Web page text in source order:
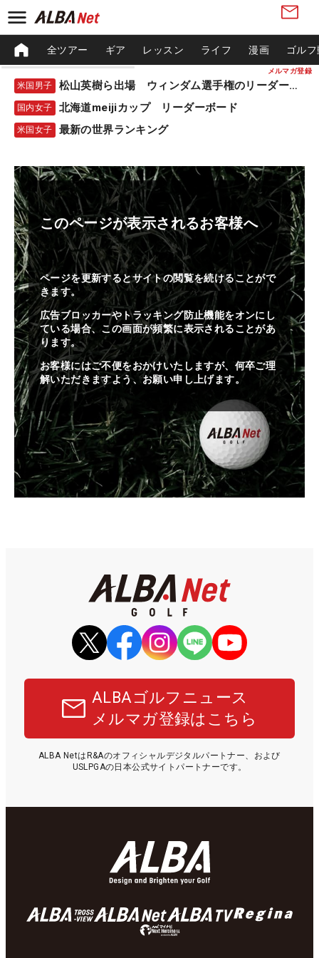
メルマガ登録
全ツアー ギア レッスン ライフ 漫画 ゴル
米国男子 松山英樹ら出場 ウィンダム選手権のリーダーボード
国内女子 北海道meijiカップ リーダーボード
米国女子 最新の世界ランキング
このページが表示されるお客様へ
ページを更新するとサイトの閲覧を続けることがで
きます。
広告ブロッカーやトラッキング防止機能をオンにし
ている場合、この画面が頻繁に表示されることがあ
ります。
お客様にはご不便をおかけいたしますが、何卒ご理
解いただきますよう、お願い申し上げます。
ALBAゴルフニュース
メルマガ登録はこちら
ALBA NetはR&Aのオフィシャルデジタルパートナー、および
USLPGAの日本公式サイトパートナーです。